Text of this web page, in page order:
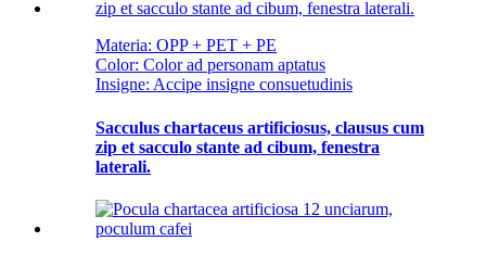
Materia: OPP + PET + PE
Color: Color ad personam aptatus
Insigne: Accipe insigne consuetudinis
Sacculus chartaceus artificiosus, clausus cum
zip et sacculo stante ad cibum, fenestra
laterali.